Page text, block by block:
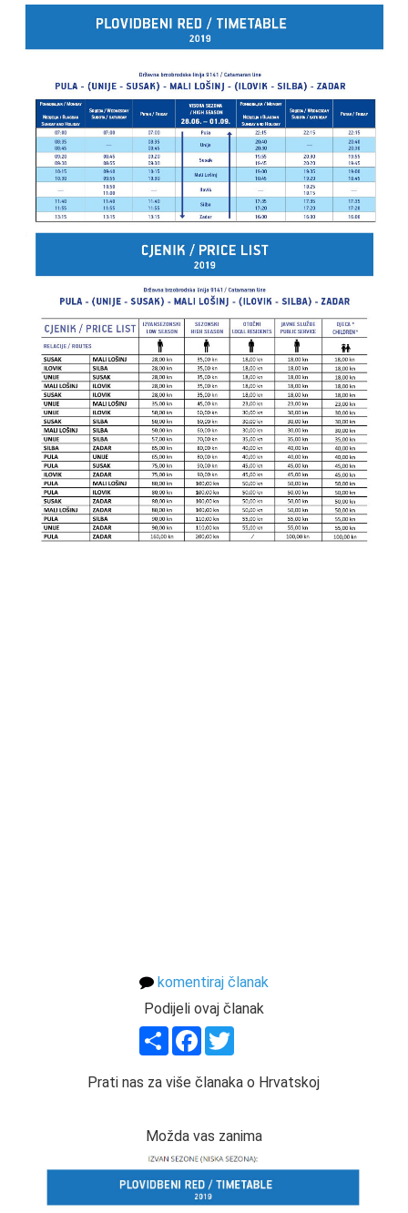
komentiraj članak
Podijeli ovaj članak
ShareFacebook
Prati nas za više članaka o Hrvatskoj
Možda vas zanima